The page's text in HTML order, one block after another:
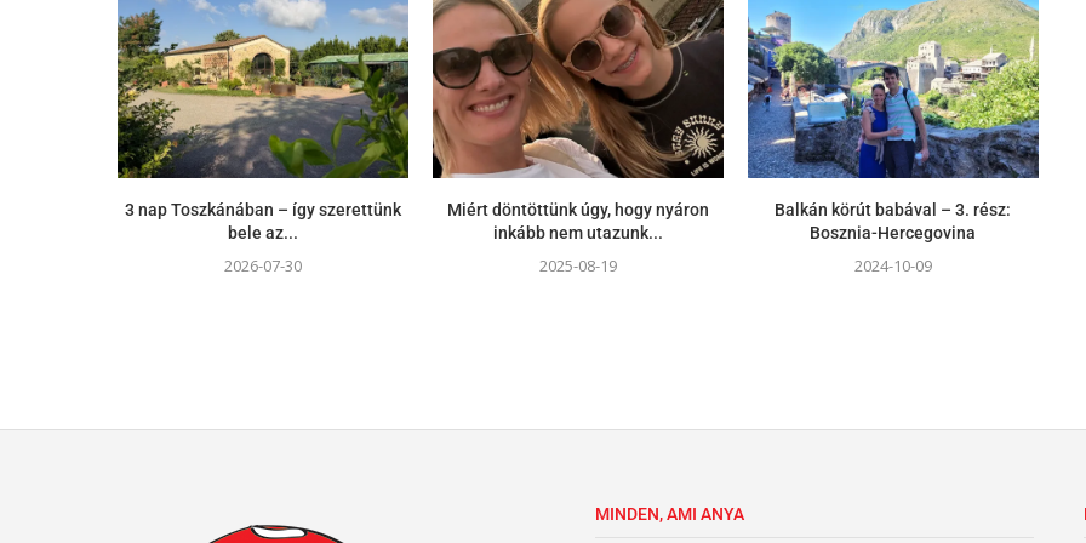
3 nap Toszkánában – így szerettünk
bele az...
2026-07-30
Miért döntöttünk úgy, hogy nyáron
inkább nem utazunk...
2025-08-19
Balkán körút babával – 3. rész:
Bosznia-Hercegovina
2024-10-09
MINDEN, AMI ANYA